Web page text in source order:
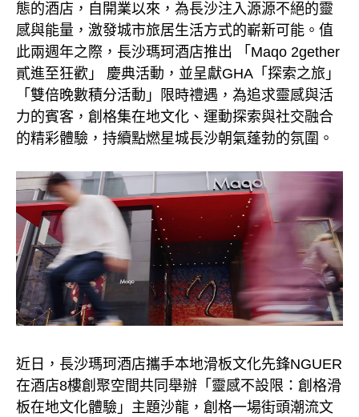
態的酒店，自開業以來，為長沙注入源源不絕的靈
感與能量，激發城市旅居生活方式的嶄新可能。值
此兩週年之際，長沙瑪珂酒店推出 「Maqo 2gether
貳進至狂歡」 慶典活動，並呈獻GHA「探索之旅」
「雙倍晚數積分活動」限時禮遇，為追求靈感與活
力的賓客，創格集在地文化、運動探索與社交融合
的精彩體驗，持續點燃星城長沙朝氣蓬勃的氛圍。
近日，長沙瑪珂酒店攜手本地滑板文化先鋒NGUER
在酒店8樓創聚空間共同舉辦「靈感不設限：創格滑
板在地文化體驗」主題沙龍，創格一場街頭潮流文